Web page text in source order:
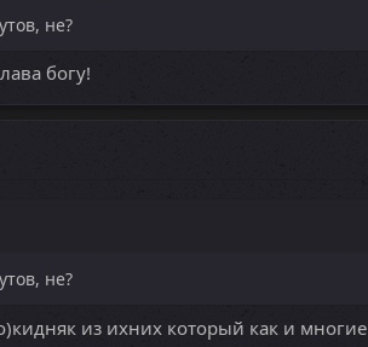
не?
богу!
не?
из ихних который как и многие